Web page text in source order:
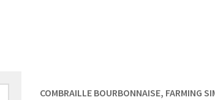
COMBRAILLE BOURBONNAISE, FARMING